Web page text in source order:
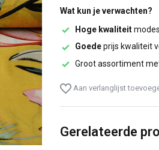
Wat kun je verwachten?
Hoge kwaliteit
Goedeprijs kwaliteit
Groot assortiment
Aan verlanglijst
Gerelateerde